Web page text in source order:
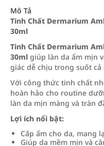
Mô Tả
Tinh Chất Dermarium
30ml
Tinh Chất Dermarium
30ml giúp làn da ẩm mịn
giác dễ chịu trong suốt cả
Với công thức tinh chất
hoàn hảo cho routine
làn da mịn màng và tràn
Lợi ích nổi bật:
Cấp ẩm cho da, mang
Giúp da mềm mịn và